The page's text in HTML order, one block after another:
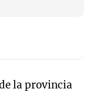
la provincia